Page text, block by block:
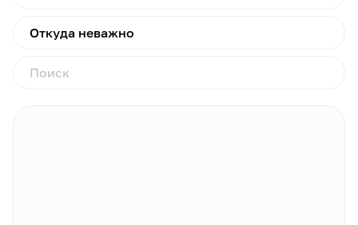
убытки. Надеемся на ваше понимание и взаимное
Валаам отменяют заранее, мы предложим для вас
Откуда неважно